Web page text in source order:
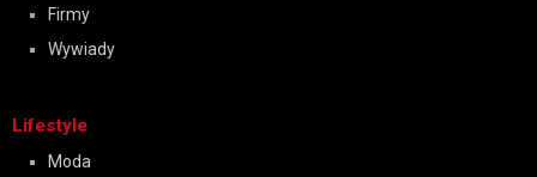
Firmy
Wywiady
Lifestyle
Moda